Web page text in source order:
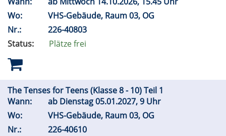
Wo:
VHS-Gebäude, Raum 03, OG
Nr.:
226-40803
Status:
Plätze frei
The Tenses for Teens (Klasse 8 - 10) Teil 1
Wann:
ab Dienstag 05.01.2027, 9 Uhr
Wo:
VHS-Gebäude, Raum 03, OG
Nr.:
226-40610